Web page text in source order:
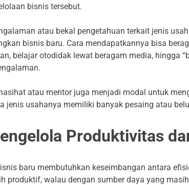
bisnis tersebut.
atau bekal pengetahuan terkait jenis
bisnis baru. Cara mendapatkannya bisa
belajar otodidak lewat beragam media, hingga
atau mentor juga menjadi modal untuk
jenis usahanya memiliki banyak pesaing atau
Produktivitas
baru membutuhkan keseimbangan antara
produktif, walau dengan sumber daya yang